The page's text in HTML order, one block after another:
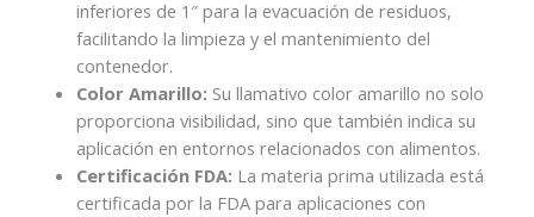
inferiores de 1″ para la evacuación de residuos,
facilitando la limpieza y el mantenimiento del
contenedor.
Color Amarillo: Su llamativo color amarillo no solo
proporciona visibilidad, sino que también indica su
aplicación en entornos relacionados con alimentos.
Certificación FDA: La materia prima utilizada está
certificada por la FDA para aplicaciones con